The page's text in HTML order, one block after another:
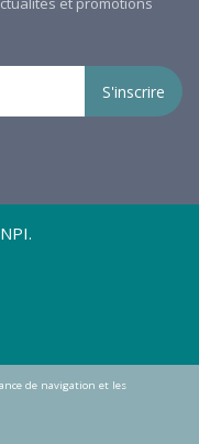
S'inscrire
de navigation et les